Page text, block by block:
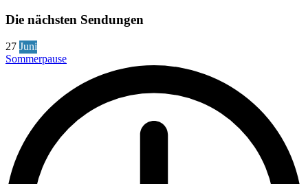
Die nächsten Sendungen
27 Juni
Sommerpause